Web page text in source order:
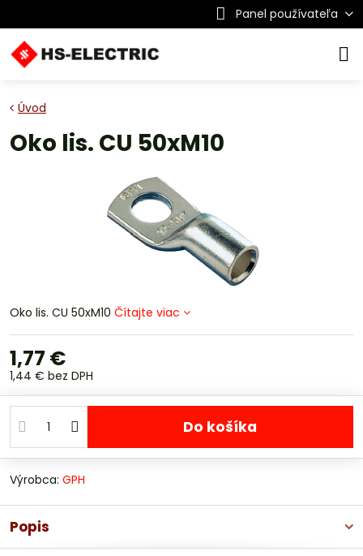
Panel používateľa
Úvod
Oko lis. CU 50xM10
Oko lis. CU 50xM10 Čítajte viac
1,77 €
1,44 € bez DPH
Do košíka
Výrobca: GPH
Popis